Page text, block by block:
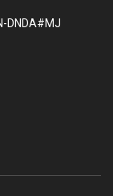
DNDA#MJ